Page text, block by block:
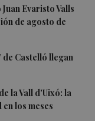
Evaristo Valls
de agosto de
de Castelló llegan
la Vall d'Uixó: la
los meses